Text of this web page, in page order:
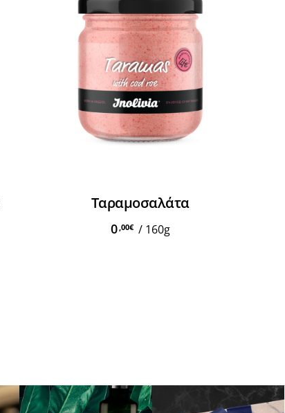
Ταραμοσαλάτα
0 ,00€ / 160g